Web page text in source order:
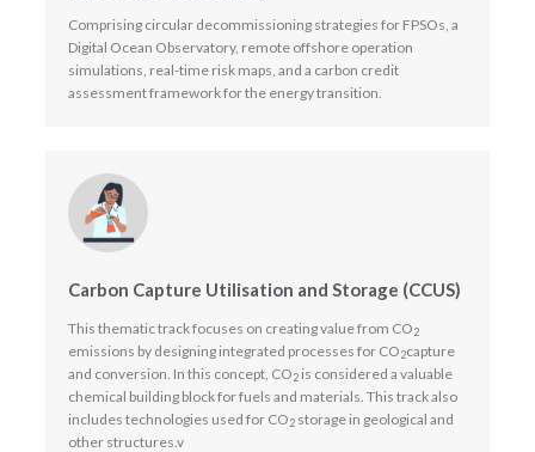
Comprising circular decommissioning strategies for FPSOs, a
Digital Ocean Observatory, remote offshore operation
simulations, real-time risk maps, and a carbon credit
assessment framework for the energy transition.
Carbon Capture Utilisation and Storage (CCUS)
This thematic track focuses on creating value from CO2
emissions by designing integrated processes for CO2capture
and conversion. In this concept, CO2is considered a valuable
chemical building block for fuels and materials. This track also
includes technologies used for CO2storage in geological and
other structures.v